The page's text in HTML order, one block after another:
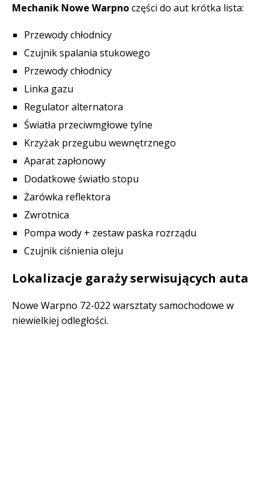
Mechanik Nowe Warpnoczęści do aut krótka lista:
Przewody chłodnicy
Czujnik spalania stukowego
Przewody chłodnicy
Linka gazu
Regulator alternatora
Światła przeciwmgłowe tylne
Krzyżak przegubu wewnętrznego
Aparat zapłonowy
Dodatkowe światło stopu
Żarówka reflektora
Zwrotnica
Pompa wody + zestaw paska rozrządu
Czujnik ciśnienia oleju
Lokalizacje garaży serwisujących auta
Nowe Warpno 72-022 warsztaty samochodowe w
niewielkiej odległości.